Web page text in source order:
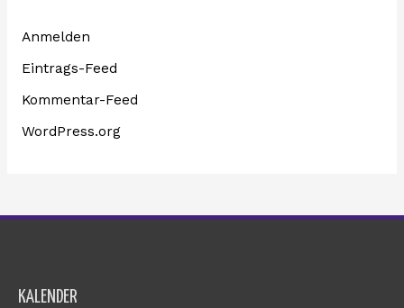
Anmelden
Eintrags-Feed
Kommentar-Feed
WordPress.org
KALENDER